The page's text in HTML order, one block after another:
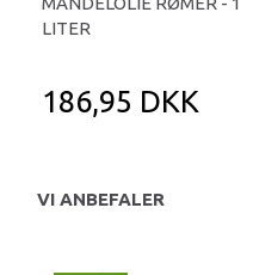
LITER
186,95 DKK
VI ANBEFALER